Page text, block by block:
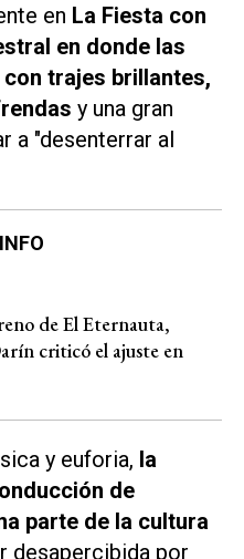
en La Fiesta con
en donde las
trajes brillantes,
y una gran
a "desenterrar al
de El Eternauta,
criticó el ajuste en
y euforia, la
de
parte de la cultura
desapercibida por